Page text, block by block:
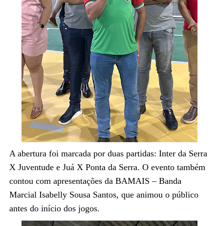
A abertura foi marcada por duas partidas: Inter da Serra
X Juventude e Juá X Ponta da Serra. O evento também
contou com apresentações da BAMAIS – Banda
Marcial Isabelly Sousa Santos, que animou o público
antes do início dos jogos.